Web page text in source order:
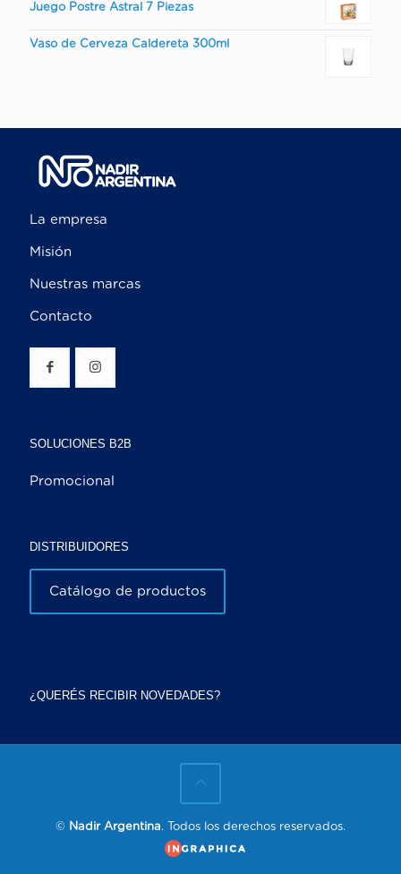
Juego Postre Astral 7 Piezas
Vaso de Cerveza Caldereta 300ml
La empresa
Misión
Nuestras marcas
Contacto
SOLUCIONES B2B
Promocional
DISTRIBUIDORES
Catálogo de productos
¿QUERÉS RECIBIR NOVEDADES?
© Nadir Argentina. Todos los derechos reservados.